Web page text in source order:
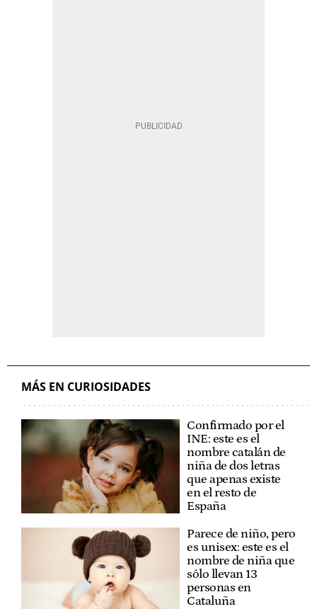
MÁS EN CURIOSIDADES
Confirmado por el
INE: este es el
nombre catalán de
niña de dos letras
que apenas existe
en el resto de
España
Parece de niño, pero
es unisex: este es el
nombre de niña que
sólo llevan 13
personas en
Cataluña